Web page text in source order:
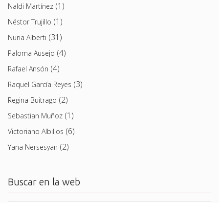
Naldi Martínez (1)
Néstor Trujillo (1)
Nuria Alberti (31)
Paloma Ausejo (4)
Rafael Ansón (4)
Raquel García Reyes (3)
Regina Buitrago (2)
Sebastian Muñoz (1)
Victoriano Albillos (6)
Yana Nersesyan (2)
Buscar en la web